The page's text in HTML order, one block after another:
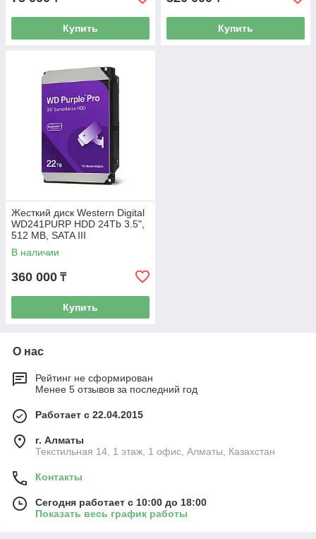
Купить Купить
Жесткий диск Western Digital
WD241PURP HDD 24Tb 3.5",
512 MB, SATA III
В наличии
360 000 ₸
Купить
О нас
Рейтинг не сформирован
Менее 5 отзывов за последний год
Работает с 22.04.2015
г. Алматы
Текстильная 14, 1 этаж, 1 офис, Алматы, Казахстан
Контакты
Сегодня работает с 10:00 до 18:00
Показать весь график работы